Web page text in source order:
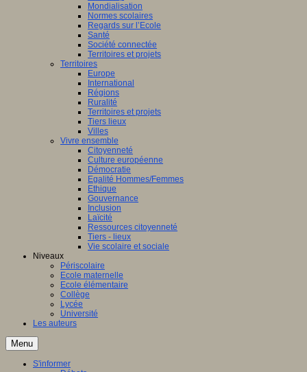
Mondialisation
Normes scolaires
Regards sur l’Ecole
Santé
Société connectée
Territoires et projets
Territoires
Europe
International
Régions
Ruralité
Territoires et projets
Tiers lieux
Villes
Vivre ensemble
Citoyenneté
Culture européenne
Démocratie
Egalité Hommes/Femmes
Ethique
Gouvernance
Inclusion
Laïcité
Ressources citoyenneté
Tiers - lieux
Vie scolaire et sociale
Niveaux
Périscolaire
Ecole maternelle
Ecole élémentaire
Collège
Lycée
Université
Les auteurs
Menu
S'informer